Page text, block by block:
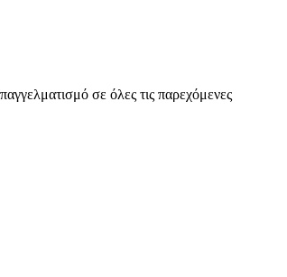
σε όλες τις παρεχόμενες